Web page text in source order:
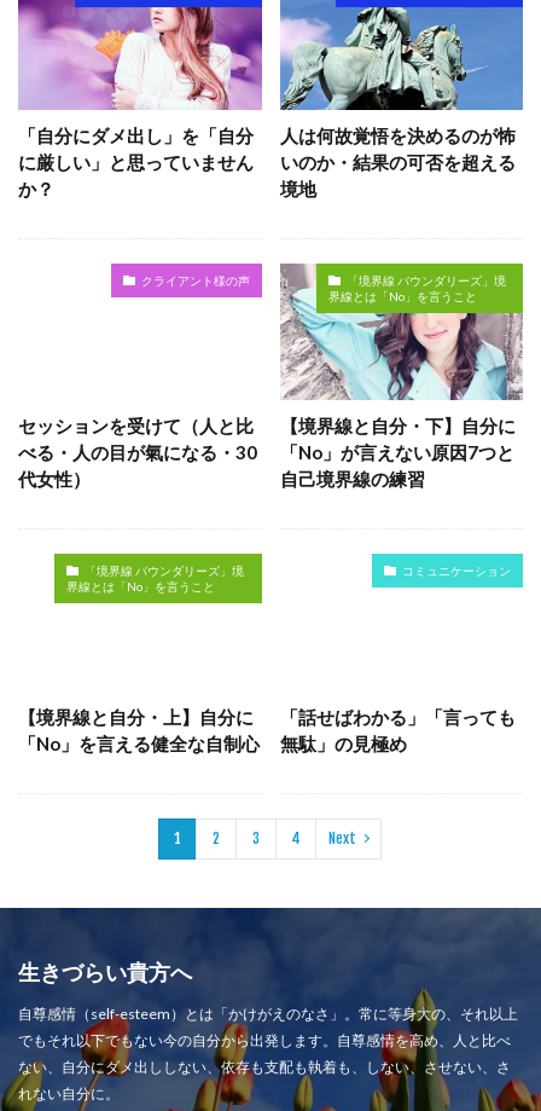
「自分にダメ出し」を「自分
に厳しい」と思っていません
か？
人は何故覚悟を決めるのが怖
いのか・結果の可否を超える
境地
クライアント様の声
セッションを受けて（人と比
べる・人の目が氣になる・30
代女性）
「境界線 バウンダリーズ」境
界線とは「No」を言うこと
【境界線と自分・下】自分に
「No」が言えない原因7つと
自己境界線の練習
「境界線 バウンダリーズ」境
界線とは「No」を言うこと
【境界線と自分・上】自分に
「No」を言える健全な自制心
コミュニケーション
「話せばわかる」「言っても
無駄」の見極め
1 2 3 4 Next
生きづらい貴方へ
自尊感情（self-esteem）とは「かけがえのなさ」。常に等身大の、それ以上
でもそれ以下でもない今の自分から出発します。自尊感情を高め、人と比べ
ない、自分にダメ出ししない、依存も支配も執着も、しない、させない、さ
れない自分に。